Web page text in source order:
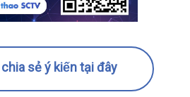
sẻ ý kiến tại đây